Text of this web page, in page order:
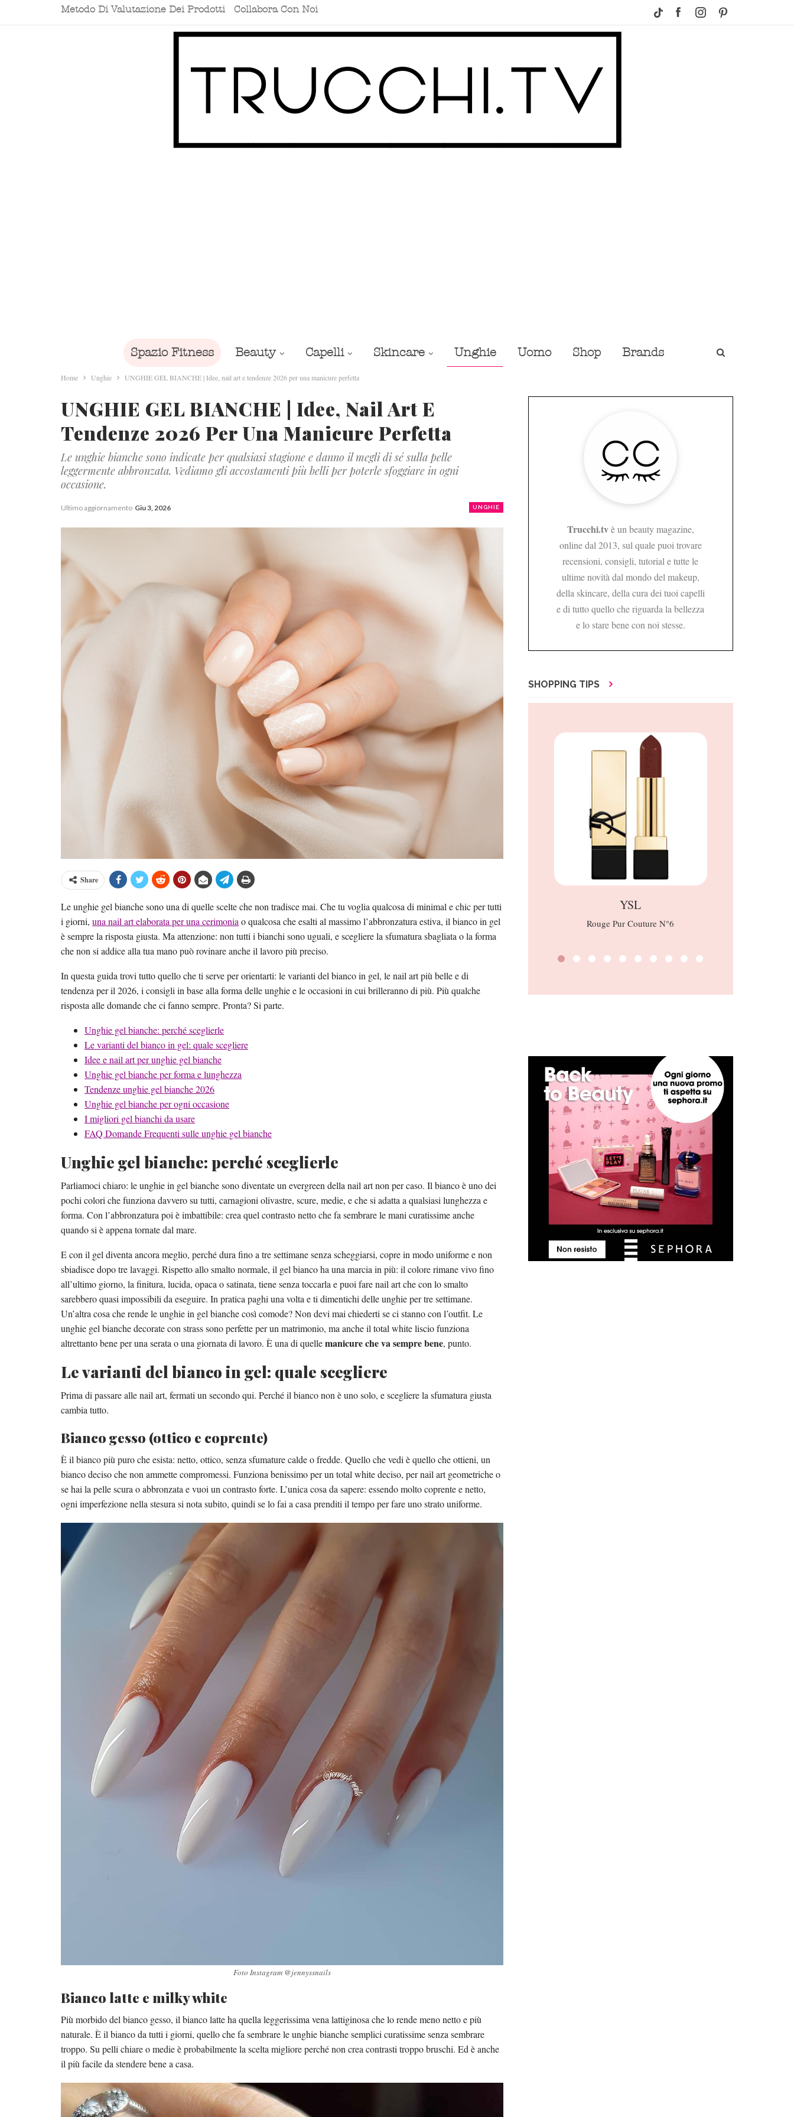
Metodo Di Valutazione Dei Prodotti Collabora Con Noi
Spazio Fitness Beauty Capelli Skincare Unghie Uomo Shop Brands
Home Unghie UNGHIE GEL BIANCHE | Idee, nail art e tendenze 2026 per una manicure perfetta
UNGHIE GEL BIANCHE | Idee, Nail Art E
Tendenze 2026 Per Una Manicure Perfetta
Le unghie bianche sono indicate per qualsiasi stagione e danno il megli di sé sulla pelle
leggermente abbronzata. Vediamo gli accostamenti più belli per poterle sfoggiare in ogni
occasione.
UNGHIE
Ultimo aggiornamento Giu 3, 2026
Share
Le unghie gel bianche sono una di quelle scelte che non tradisce mai. Che tu voglia qualcosa di minimal e chic per tutti
i giorni, una nail art elaborata per una cerimoniao qualcosa che esalti al massimo l’abbronzatura estiva, il bianco in gel
è sempre la risposta giusta. Ma attenzione: non tutti i bianchi sono uguali, e scegliere la sfumatura sbagliata o la forma
che non si addice alla tua mano può rovinare anche il lavoro più preciso.
In questa guida trovi tutto quello che ti serve per orientarti: le varianti del bianco in gel, le nail art più belle e di
tendenza per il 2026, i consigli in base alla forma delle unghie e le occasioni in cui brilleranno di più. Più qualche
risposta alle domande che ci fanno sempre. Pronta? Si parte.
Unghie gel bianche: perché sceglierle
Le varianti del bianco in gel: quale scegliere
Idee e nail art per unghie gel bianche
Unghie gel bianche per forma e lunghezza
Tendenze unghie gel bianche 2026
Unghie gel bianche per ogni occasione
I migliori gel bianchi da usare
FAQ Domande Frequenti sulle unghie gel bianche
Unghie gel bianche: perché sceglierle
Parliamoci chiaro: le unghie in gel bianche sono diventate un evergreen della nail art non per caso. Il bianco è uno dei
pochi colori che funziona davvero su tutti, carnagioni olivastre, scure, medie, e che si adatta a qualsiasi lunghezza e
forma. Con l’abbronzatura poi è imbattibile: crea quel contrasto netto che fa sembrare le mani curatissime anche
quando si è appena tornate dal mare.
E con il gel diventa ancora meglio, perché dura fino a tre settimane senza scheggiarsi, copre in modo uniforme e non
sbiadisce dopo tre lavaggi. Rispetto allo smalto normale, il gel bianco ha una marcia in più: il colore rimane vivo fino
all’ultimo giorno, la finitura, lucida, opaca o satinata, tiene senza toccarla e puoi fare nail art che con lo smalto
sarebbero quasi impossibili da eseguire. In pratica paghi una volta e ti dimentichi delle unghie per tre settimane.
Un’altra cosa che rende le unghie in gel bianche così comode? Non devi mai chiederti se ci stanno con l’outfit. Le
unghie gel bianche decorate con strass sono perfette per un matrimonio, ma anche il total white liscio funziona
altrettanto bene per una serata o una giornata di lavoro. È una di quellemanicure che va sempre bene, punto.
Le varianti del bianco in gel: quale scegliere
Prima di passare alle nail art, fermati un secondo qui. Perché il bianco non è uno solo, e scegliere la sfumatura giusta
cambia tutto.
Bianco gesso (ottico e coprente)
È il bianco più puro che esista: netto, ottico, senza sfumature calde o fredde. Quello che vedi è quello che ottieni, un
bianco deciso che non ammette compromessi. Funziona benissimo per un total white deciso, per nail art geometriche o
se hai la pelle scura o abbronzata e vuoi un contrasto forte. L’unica cosa da sapere: essendo molto coprente e netto,
ogni imperfezione nella stesura si nota subito, quindi se lo fai a casa prenditi il tempo per fare uno strato uniforme.
Foto Instagram @jennyssnails
Bianco latte e milky white
Più morbido del bianco gesso, il bianco latte ha quella leggerissima vena lattiginosa che lo rende meno netto e più
naturale. È il bianco da tutti i giorni, quello che fa sembrare le unghie bianche semplici curatissime senza sembrare
troppo. Su pelli chiare o medie è probabilmente la scelta migliore perché non crea contrasti troppo bruschi. Ed è anche
il più facile da stendere bene a casa.
Trucchi.tvè un beauty magazine,
online dal 2013, sul quale puoi trovare
recensioni, consigli, tutorial e tutte le
ultime novità dal mondo del makeup,
della skincare, della cura dei tuoi capelli
e di tutto quello che riguarda la bellezza
e lo stare bene con noi stesse.
SHOPPING TIPS
YSL
Rouge Pur Couture N°6